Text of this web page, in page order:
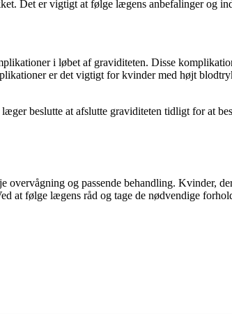
Det er vigtigt at følge lægens anbefalinger og
i løbet af graviditeten. Disse
er det vigtigt for kvinder med højt
beslutte at afslutte graviditeten tidligt for at
og passende behandling. Kvinder,
at følge lægens råd og tage de nødvendige